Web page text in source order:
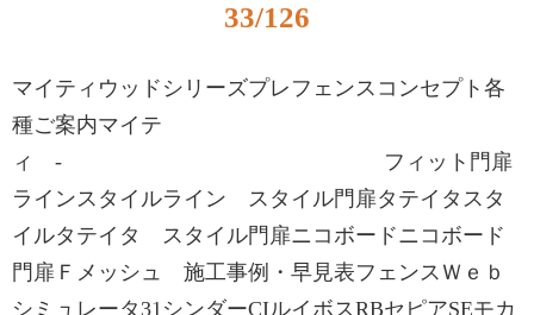
33/126
マイティウッドシリーズプレフェンスコンセプト各
種ご案内マイテ
ィ - フィット門扉
ラインスタイルライン スタイル門扉タテイタスタ
イルタテイタ スタイル門扉ニコボードニコボード
門扉Ｆメッシュ 施工事例・早見表フェンスＷｅｂ
シミュレータ31シンダーCIルイボスRBセピアSEモカ